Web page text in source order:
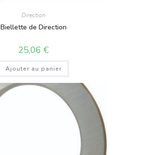
Direction
Biellette de Direction
25,06 €
Ajouter au panier